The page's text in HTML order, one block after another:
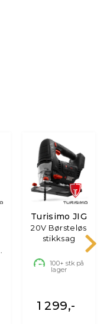
Turisimo JIG
20V Børsteløs
stikksag
100+ stk på
lager
1 299,-